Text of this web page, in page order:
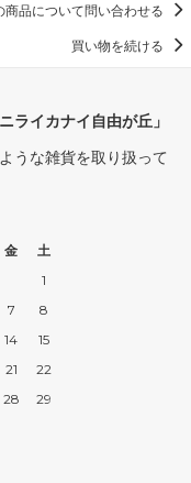
商品について問い合わせる
買い物を続ける
ライカナイ自由が丘」
うな雑貨を取り扱って
金
土
1
7
8
14
15
21
22
28
29